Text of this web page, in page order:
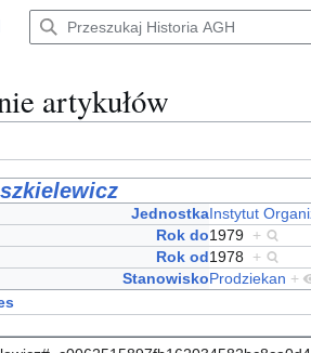
artykułów
JednostkaInstytut
Rok do1979 +
Rok od1978
+
StanowiskoProdziekan +